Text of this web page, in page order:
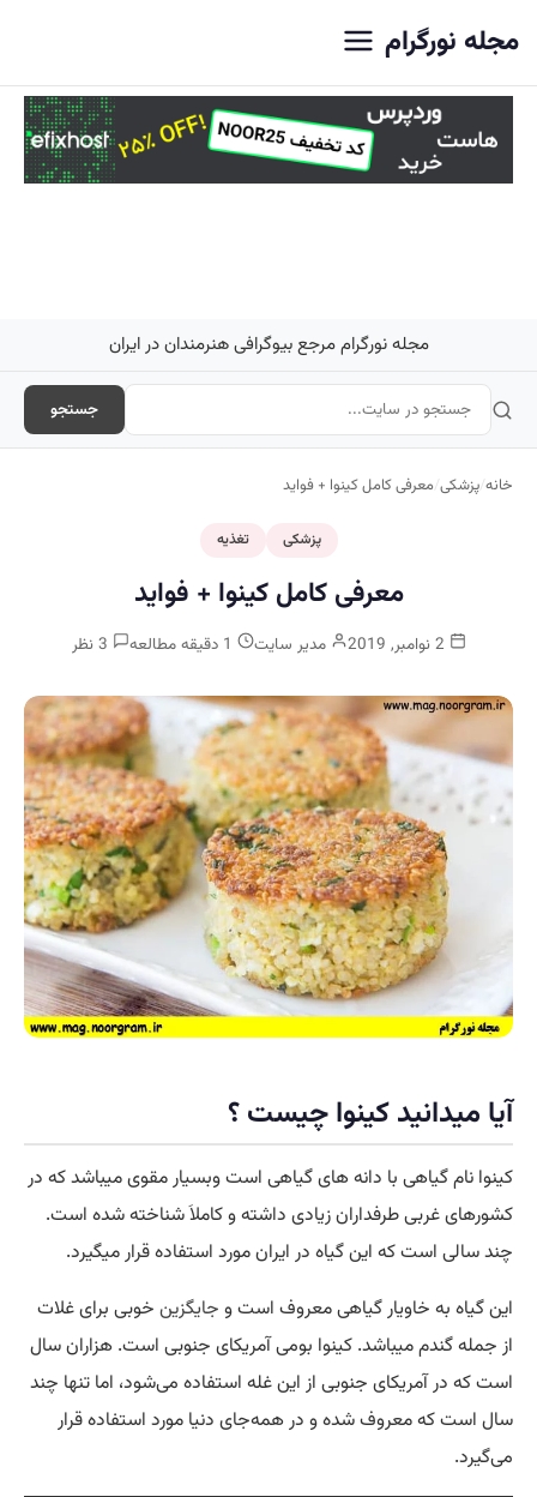
مجله نورگرام
مجله نورگرام مرجع بیوگرافی هنرمندان در ایران
جستجو
خانه/پزشکی/معرفی کامل کینوا + فواید
پزشکی تغذیه
معرفی کامل کینوا + فواید
مدیر سایت
آیا میدانید کینوا چیست ؟
کینوا نام گیاهی با دانه های گیاهی است وبسیار مقوی میباشد که در
کشورهای غربی طرفداران زیادی داشته و کاملاَ شناخته شده است.
چند سالی است که این گیاه در ایران مورد استفاده قرار میگیرد.
این گیاه به خاویار گیاهی معروف است و جایگزین خوبی برای غلات
از جمله گندم میباشد. کینوا بومی آمریکای جنوبی است. هزاران سال
است که در آمریکای جنوبی از این غله استفاده می‌شود، اما تنها چند
سال است که معروف شده و در همه‌جای دنیا مورد استفاده قرار
می‌گیرد.